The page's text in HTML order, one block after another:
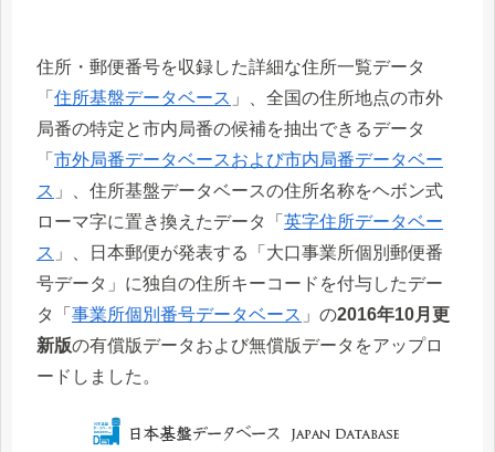
住所・郵便番号を収録した詳細な住所一覧データ
「 住所基盤データベース 」、全国の住所地点の市外
局番の特定と市内局番の候補を抽出できるデータ
「 市外局番データベースおよび市内局番データベー
ス 」、住所基盤データベースの住所名称をヘボン式
ローマ字に置き換えたデータ「 英字住所データベー
ス 」、日本郵便が発表する「大口事業所個別郵便番
号データ」に独自の住所キーコードを付与したデー
タ「 事業所個別番号データベース 」の2016年10月更
新版の有償版データおよび無償版データをアップロ
ードしました。